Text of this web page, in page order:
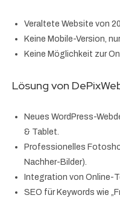
Veraltete Website von
Keine Mobile-Version,
Keine Möglichkeit zur
Lösung von
Neues WordPress-
& Tablet.
Professionelles
Nachher-Bilder).
Integration von Online-
SEO für Keywords wie